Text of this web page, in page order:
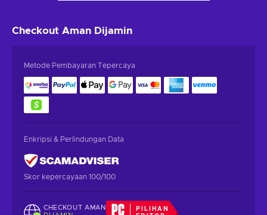
Checkout Aman Dijamin
Metode Pembayaran Tepercaya
Enkripsi & Perlindungan Data
Skor kepercayaan 100/100
CHECKOUT AMAN
PILIHAN